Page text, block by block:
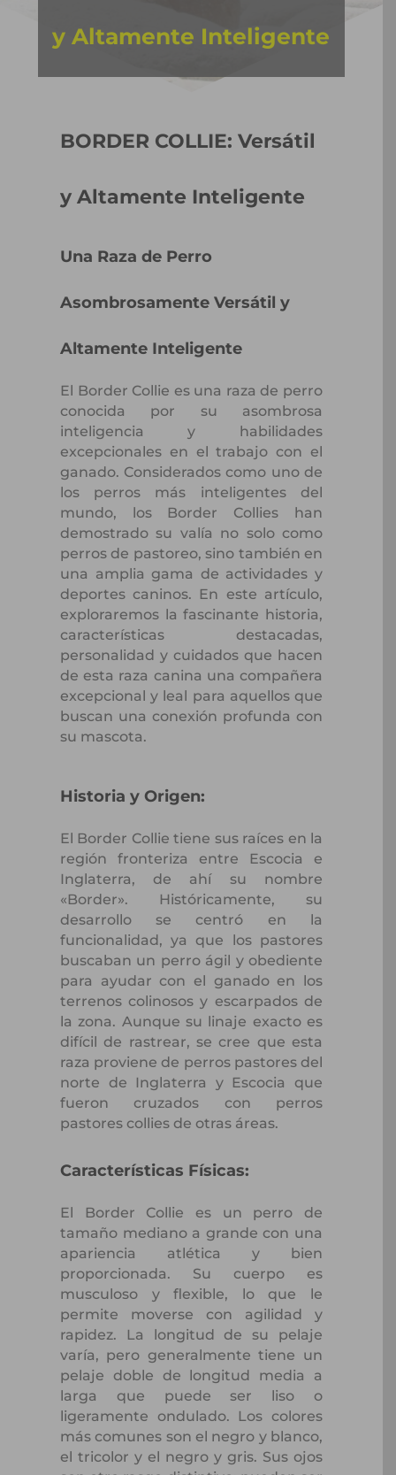
y Altamente Inteligente
BORDER COLLIE: Versátil
y Altamente Inteligente
Una Raza de Perro
Asombrosamente Versátil y
Altamente Inteligente
El Border Collie es una raza de perro
conocida por su asombrosa
inteligencia y habilidades
excepcionales en el trabajo con el
ganado. Considerados como uno de
los perros más inteligentes del
mundo, los Border Collies han
demostrado su valía no solo como
perros de pastoreo, sino también en
una amplia gama de actividades y
deportes caninos. En este artículo,
exploraremos la fascinante historia,
características destacadas,
personalidad y cuidados que hacen
de esta raza canina una compañera
excepcional y leal para aquellos que
buscan una conexión profunda con
su mascota.
Historia y Origen:
El Border Collie tiene sus raíces en la
región fronteriza entre Escocia e
Inglaterra, de ahí su nombre
«Border». Históricamente, su
desarrollo se centró en la
funcionalidad, ya que los pastores
buscaban un perro ágil y obediente
para ayudar con el ganado en los
terrenos colinosos y escarpados de
la zona. Aunque su linaje exacto es
difícil de rastrear, se cree que esta
raza proviene de perros pastores del
norte de Inglaterra y Escocia que
fueron cruzados con perros
pastores collies de otras áreas.
Características Físicas:
El Border Collie es un perro de
tamaño mediano a grande con una
apariencia atlética y bien
proporcionada. Su cuerpo es
musculoso y flexible, lo que le
permite moverse con agilidad y
rapidez. La longitud de su pelaje
varía, pero generalmente tiene un
pelaje doble de longitud media a
larga que puede ser liso o
ligeramente ondulado. Los colores
más comunes son el negro y blanco,
el tricolor y el negro y gris. Sus ojos